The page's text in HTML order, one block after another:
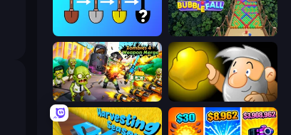
Bubble Fall
Zombies 4 Weapon Merge Gold Miner